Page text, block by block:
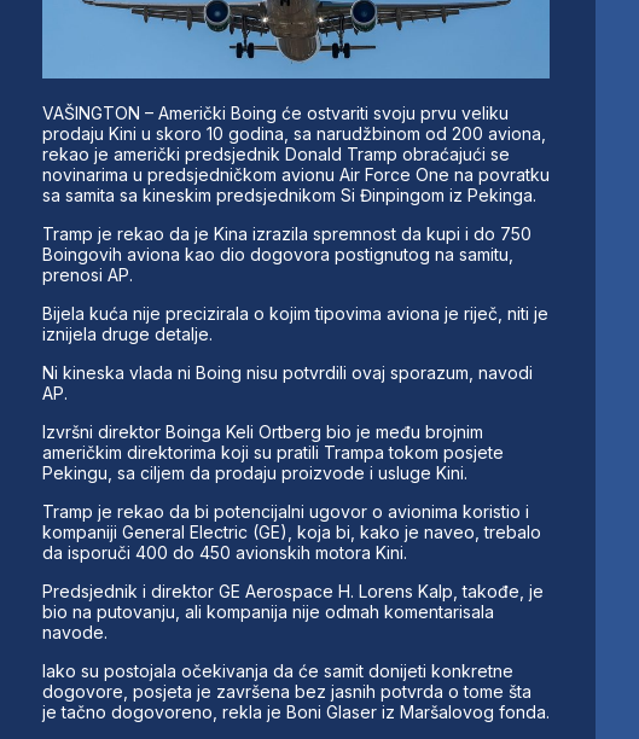
VAŠINGTON – Američki Boing će ostvariti svoju prvu veliku
prodaju Kini u skoro 10 godina, sa narudžbinom od 200 aviona,
rekao je američki predsjednik Donald Tramp obraćajući se
novinarima u predsjedničkom avionu Air Force One na povratku
sa samita sa kineskim predsjednikom Si Đinpingom iz Pekinga.
Tramp je rekao da je Kina izrazila spremnost da kupi i do 750
Boingovih aviona kao dio dogovora postignutog na samitu,
prenosi AP.
Bijela kuća nije precizirala o kojim tipovima aviona je riječ, niti je
iznijela druge detalje.
Ni kineska vlada ni Boing nisu potvrdili ovaj sporazum, navodi
AP.
Izvršni direktor Boinga Keli Ortberg bio je među brojnim
američkim direktorima koji su pratili Trampa tokom posjete
Pekingu, sa ciljem da prodaju proizvode i usluge Kini.
Tramp je rekao da bi potencijalni ugovor o avionima koristio i
kompaniji General Electric (GE), koja bi, kako je naveo, trebalo
da isporuči 400 do 450 avionskih motora Kini.
Predsjednik i direktor GE Aerospace H. Lorens Kalp, takođe, je
bio na putovanju, ali kompanija nije odmah komentarisala
navode.
Iako su postojala očekivanja da će samit donijeti konkretne
dogovore, posjeta je završena bez jasnih potvrda o tome šta
je tačno dogovoreno, rekla je Boni Glaser iz Maršalovog fonda.